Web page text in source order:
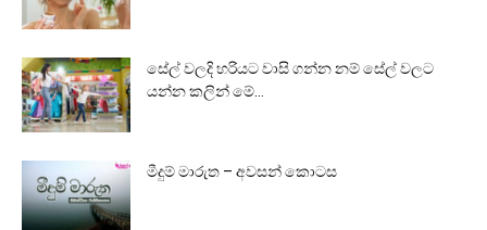
සේල් වලදි හරියට වාසි ගන්න නම් සේල් වලට
යන්න කලින් මේ...
මීදුම් මාරුත – අවසන් කොටස